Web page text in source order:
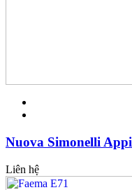
Nuova Simonelli
Liên hệ